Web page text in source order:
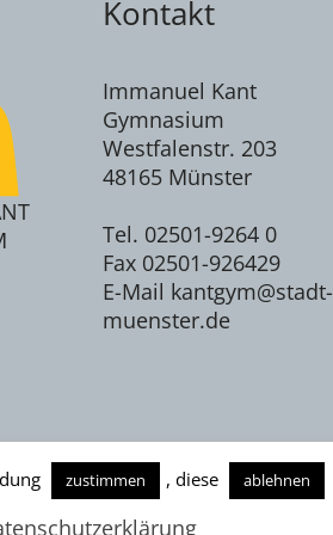
Kontakt
Immanuel Kant
Gymnasium
Westfalenstr. 203
48165 Münster
Tel. 02501-9264 0
Fax 02501-926429
E-Mail kantgym@stadt-
muenster.de
© 2026
zustimmen , diese ablehnen